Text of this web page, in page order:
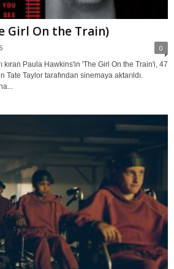
Girl On the Train)
0
kıran Paula Hawkins'in 'The Girl On the Train'i, 47
Tate Taylor tarafından sinemaya aktarıldı.